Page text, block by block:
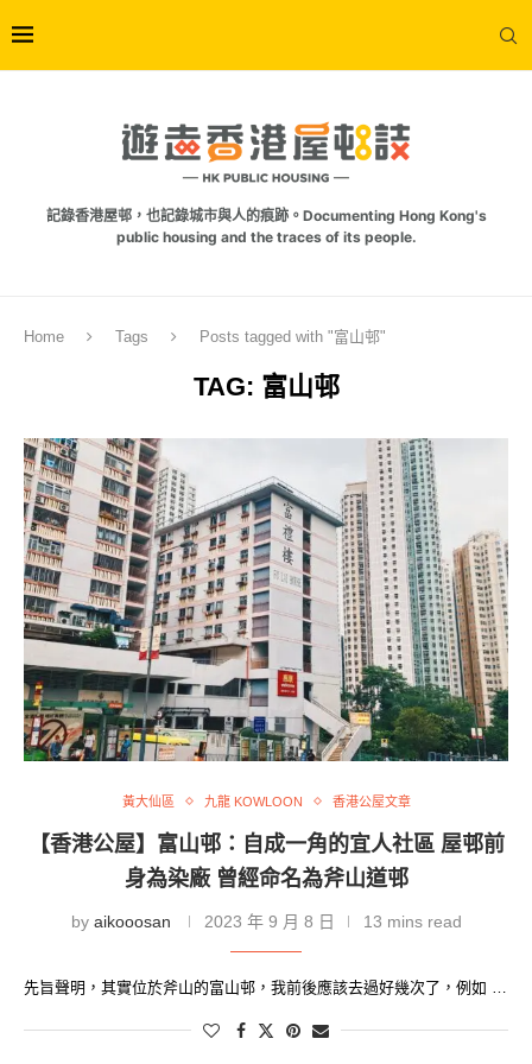
記錄香港屋邨，也記錄城市與人的痕跡。Documenting Hong Kong's
public housing and the traces of its people.
Home Tags Posts tagged with "富山邨"
TAG: 富山邨
黃大仙區 九龍 KOWLOON 香港公屋文章
【香港公屋】富山邨：自成一角的宜人社區 屋邨前
身為染廠 曾經命名為斧山道邨
by aikooosan 2023 年 9 月 8 日 13 mins read
先旨聲明，其實位於斧山的富山邨，我前後應該去過好幾次了，例如 …